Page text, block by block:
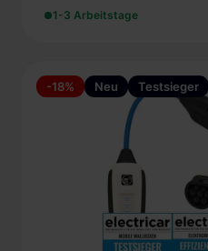
1-3 Arbeitstage
-18% Neu Testsieger